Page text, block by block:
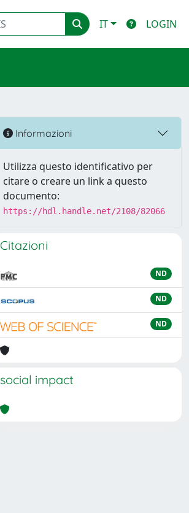
IT LOGIN
Informazioni
Utilizza questo identificativo per
citare o creare un link a questo
documento:
https://hdl.handle.net/2108/82066
Citazioni
ND
ND
ND
social impact